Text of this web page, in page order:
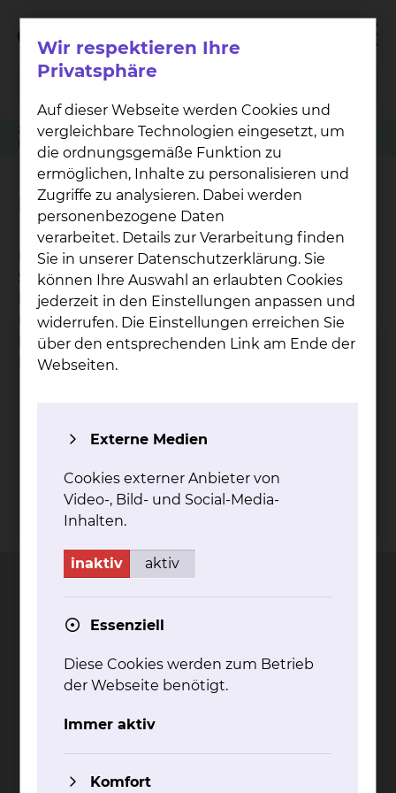
Zuweiser Patient anmelden
Neurochirurgie
Famulatur (Medizinstudium)
Famulatur (Medizinstudium)
Im Städtischen Klinikum Braunschweig können
Sie in allen medizinischen Fachrichtungen
Famulaturen absolvieren. Als Akademisches
Lehrkrankenhaus der Medizinischen Hochschule
Hannover (MHH) erhalten Sie umfassende
Einblicke in den Klinikalltag.
Kontakt
Braunschweig gGmbH
38118 Braunschweig
Tel.: 0531/595-0
Fax: 0531/595-1322
Wir respektieren Ihre
Privatsphäre
Auf dieser Webseite werden Cookies und
vergleichbare Technologien eingesetzt, um
die ordnungsgemäße Funktion zu
ermöglichen, Inhalte zu personalisieren und
Zugriffe zu analysieren. Dabei werden
personenbezogene Daten
verarbeitet. Details zur Verarbeitung finden
Sie in unserer Datenschutzerklärung. Sie
können Ihre Auswahl an erlaubten Cookies
jederzeit in den Einstellungen anpassen und
widerrufen. Die Einstellungen erreichen Sie
über den entsprechenden Link am Ende der
Webseiten.
Externe Medien
Cookies externer Anbieter von
Video-, Bild- und Social-Media-
Inhalten.
inaktiv aktiv
Essenziell
Diese Cookies werden zum Betrieb
der Webseite benötigt.
Immer aktiv
Komfort